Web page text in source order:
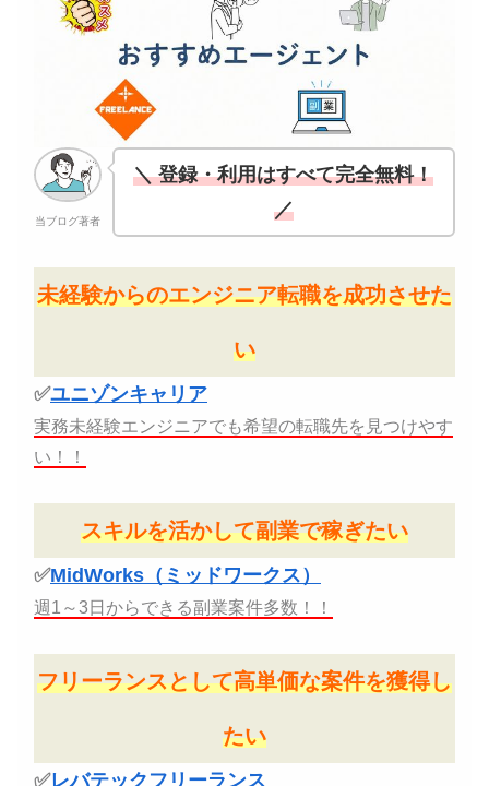
当ブログ著者
＼ 登録・利用はすべて完全無料！
／
未経験からのエンジニア転職を成功させた
い
✅ユニゾンキャリア
実務未経験エンジニアでも希望の転職先を見つけやす
い！！
スキルを活かして副業で稼ぎたい
✅MidWorks（ミッドワークス）
週1～3日からできる副業案件多数！！
フリーランスとして高単価な案件を獲得し
たい
✅レバテックフリーランス